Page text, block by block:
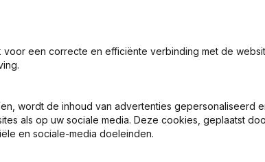
(Vertaling, Coördinatie, Overige Wijzigingen, …)
Rechtspersoon, Opening Bijkantoor, enz...)(FR)
een correcte en efficiënte verbinding met de
wordt de inhoud van advertenties gepersonaliseerd
als op uw sociale media. Deze cookies, geplaatst
en sociale-media doeleinden.